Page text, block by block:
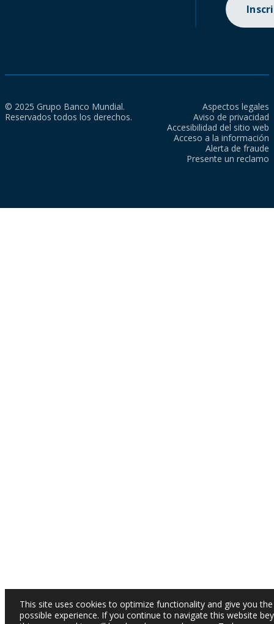
© 2025 Grupo Banco Mundial.
Reservados todos los derechos.
Aspectos legales
Aviso de privacidad
Accesibilidad del sitio web
Acceso a la información
Alerta de fraude
Presente un reclamo
This site uses cookies to optimize functionality and give you
possible experience. If you continue to navigate this website